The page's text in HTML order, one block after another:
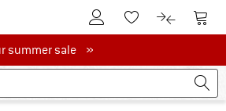
Al conto clienteAlla lista
Al Al
summer sale
summer sale »